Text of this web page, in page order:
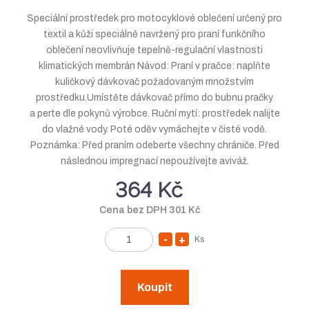
t
v
í
v
í
Speciální prostředek pro motocyklové oblečení určený pro
textil a kůži speciálně navržený pro praní funkčního
oblečení neovlivňuje tepelně-regulační vlastnosti
klimatických membrán Návod: Praní v pračce: naplňte
kuličkový dávkovač požadovaným množstvím
prostředku.Umístěte dávkovač přímo do bubnu pračky
a perte dle pokynů výrobce. Ruční mytí: prostředek nalijte
do vlažné vody. Poté oděv vymáchejte v čisté vodě.
Poznámka: Před praním odeberte všechny chrániče. Před
následnou impregnací nepoužívejte aviváž.
364 Kč
Cena bez DPH 301 Kč
Z
n
N
S
Ks
Koupit